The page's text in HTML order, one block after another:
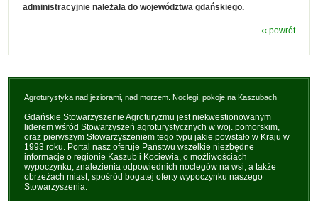
administracyjnie należała do województwa gdańskiego.
‹‹ powrót
Agroturystyka nad jeziorami, nad morzem. Noclegi, pokoje na Kaszubach
Gdańskie Stowarzyszenie Agroturyzmu jest niekwestionowanym
liderem wśród Stowarzyszeń agroturystycznych w woj. pomorskim,
oraz pierwszym Stowarzyszeniem tego typu jakie powstało w Kraju w
1993 roku. Portal nasz oferuje Państwu wszelkie niezbędne
informacje o regionie Kaszub i Kociewia, o możliwościach
wypoczynku, znalezienia odpowiednich noclegów na wsi, a także
obrzeżach miast, spośród bogatej oferty wypoczynku naszego
Stowarzyszenia.